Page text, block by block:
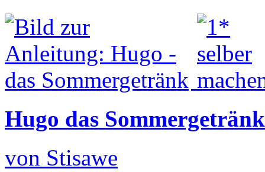
Hugo das Sommergetränk
von Stisawe